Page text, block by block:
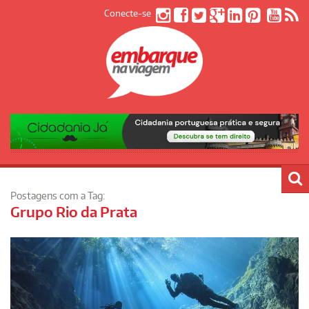
Conecte-se
Postagens com a Tag:
Grupo Rio da Prata